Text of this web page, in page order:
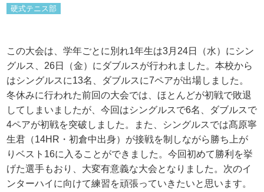
硬式テニス部
この大会は、学年ごとに別れ1年生は3月24日（水）にシン
グルス、26日（金）にダブルスが行われました。本校から
はシングルスに13名、ダブルスに7ペアが出場しました。
冬休みに行われた前回の大会では、ほとんどが初戦で敗退
してしまいましたが、今回はシングルスで6名、ダブルスで
4ペアが初戦を突破しました。また、シングルスでは髙原寧
生君（14HR・初倉中出身）が接戦を制しながら勝ち上が
りベスト16に入ることができました。今回初めて勝利を挙
げた選手もおり、大変有意義な大会となりました。次のイ
ンターハイに向けて練習を頑張っていきたいと思います。